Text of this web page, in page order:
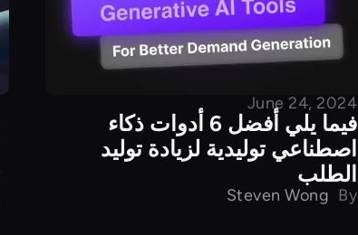
June 24, 2024
فيما يلي أفضل 6 أدوات ذكاء
اصطناعي توليدية لزيادة توليد
الطلب
By
Steven Wong